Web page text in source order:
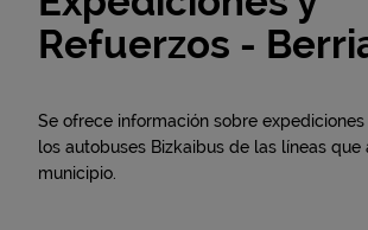
Refuerzos -
Se ofrece información sobre
los autobuses Bizkaibus de las líneas que
municipio.